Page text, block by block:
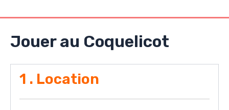
Jouer au Coquelicot
1 . Location